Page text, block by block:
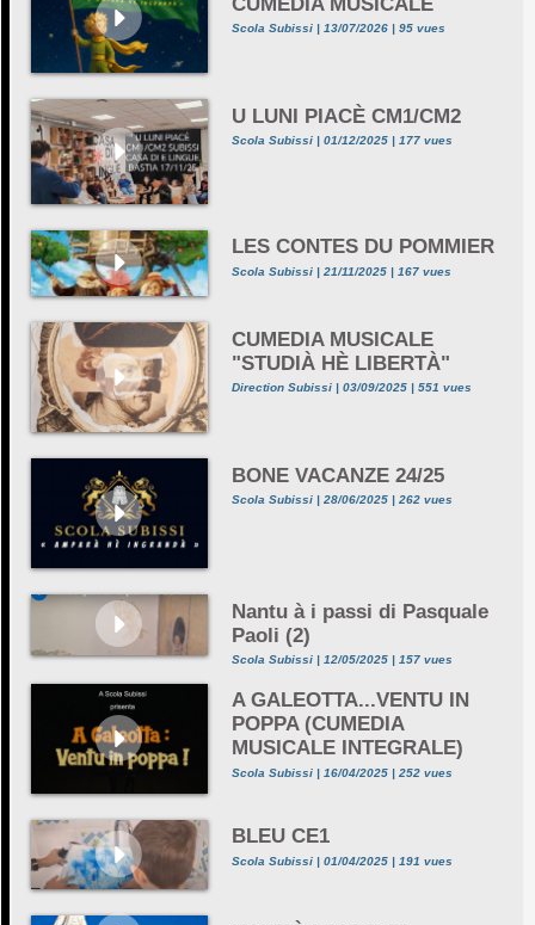
Scola Subissi | 13/07/2026 | 95 vues
U LUNI PIACÈ CM1/CM2
Scola Subissi | 01/12/2025 | 177 vues
LES CONTES DU POMMIER
Scola Subissi | 21/11/2025 | 167 vues
CUMEDIA MUSICALE
"STUDIÀ HÈ LIBERTÀ"
Direction Subissi | 03/09/2025 | 551 vues
BONE VACANZE 24/25
Scola Subissi | 28/06/2025 | 262 vues
Nantu à i passi di Pasquale
Paoli (2)
Scola Subissi | 12/05/2025 | 157 vues
A GALEOTTA...VENTU IN
POPPA (CUMEDIA
MUSICALE INTEGRALE)
Scola Subissi | 16/04/2025 | 252 vues
BLEU CE1
Scola Subissi | 01/04/2025 | 191 vues